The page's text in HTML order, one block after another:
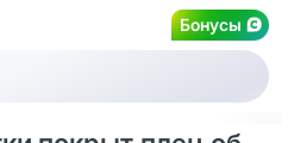
Бонусы